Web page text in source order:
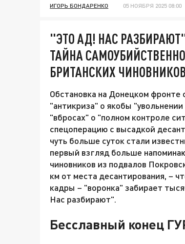
ИГОРЬ БОНДАРЕНКО 05 НОЯБРЯ 2025 08:00
"ЭТО АД! НАС
ТАЙНА
БРИТАНСКИХ
Обстановка на Донецком
"антикриза" о якобы
"вбросах" о "полном контроле
спецоперацию с высадкой
чуть больше суток стали
первый взгляд больше
чиновников из подвалов
км от места десантирования, –
кадры – "воронка" забирает
Нас разбирают".
Бесславный конец